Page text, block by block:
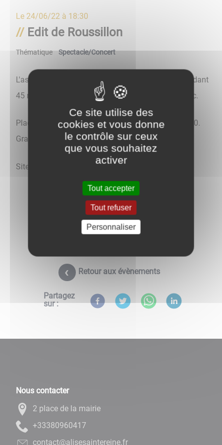
Le 24/06/22 à 18:30
Edit de Roussillon
Thématique Spectacle/Concert
L'association de l'Edit de Roussillon présentera pendant
45 mn anecdotes, saynètes et danses avec le public.
Place de la mairie, vendredi 24 juin à partir de 18h30.
Gratuit. Ouvert à tous.
Site internet : https://associationedit.fr
Retour aux évènements
Partagez
sur :
Nous contacter
2 place de la mairie
71406908333+
rf.enieretniasesila@tcatnoc
Ce site utilise des
cookies et vous donne
le contrôle sur ceux
que vous souhaitez
activer
Tout accepter
Tout refuser
Personnaliser